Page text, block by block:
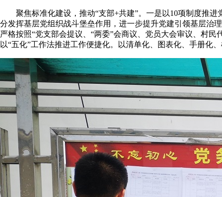
聚焦标准化建设，推动“支部+共建”。一是以10项制度推进
分发挥基层党组织战斗堡垒作用，进一步提升党建引领基层治
严格按照“党支部会提议、“两委”会商议、党员大会审议、村
以“五化”工作法推进工作便捷化。以清单化、图表化、手册化